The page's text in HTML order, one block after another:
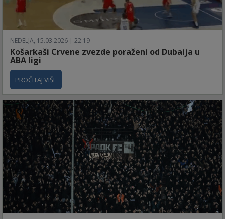
NEDELJA, 15.03.2026 | 22:19
Košarkaši Crvene zvezde poraženi od Dubaija u
ABA ligi
PROČITAJ VIŠE